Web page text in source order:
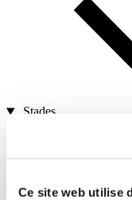
Ce site web utilise
Stades